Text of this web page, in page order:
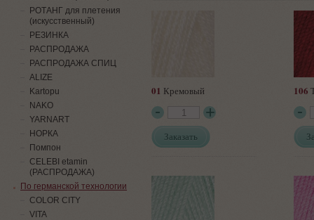
01 Кремовый
Заказать
106
РОТАНГ для плетения
(искусственный)
PЕЗИНКА
РАСПРОДАЖА
РАСПРОДАЖА СПИЦ
ALIZE
Kartopu
NAKO
YARNART
НОРКА
Помпон
СELEBI etamin
(РАСПРОДАЖА)
По германской технологии
COLOR CITY
VITA